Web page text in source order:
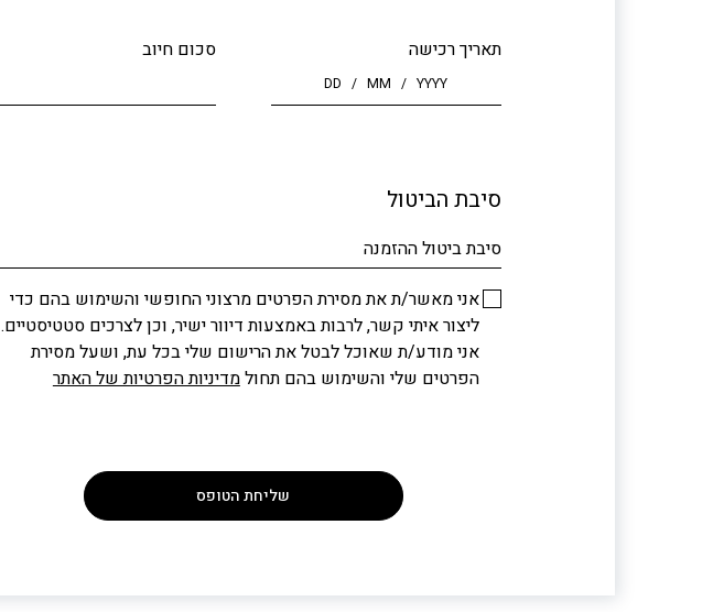
תאריך רכישה
סכום חיוב
סיבת הביטול
סיבת ביטול ההזמנה
אני מאשר/ת את מסירת הפרטים מרצוני החופשי והשימוש בהם כדי
ליצור איתי קשר, לרבות באמצעות דיוור ישיר, וכן לצרכים סטטיסטיים.
אני מודע/ת שאוכל לבטל את הרישום שלי בכל עת, ושעל מסירת
הפרטים שלי והשימוש בהם תחולמדיניות הפרטיות של האתר